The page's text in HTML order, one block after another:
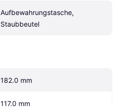
Aufbewahrungstasche,
Staubbeutel
182.0 mm
117.0 mm